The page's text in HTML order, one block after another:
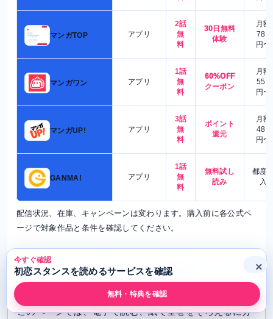
マンガTOP アプリ
2話
無
料
30日無料
体験
月額
780
円〜
マンガワン アプリ
1話
無
料
60%OFF
クーポン
月額
550
円〜
マンガUP! アプリ
3話
無
料
ポイント
還元
月額
480
円〜
GANMA! アプリ
1話
無
料
無料試し
読み
都度
入
配信状況、在庫、キャンペーンは変わります。購入前に各公式ペ
ージで対象作品と条件を確認してください。
初恋スタンスを読むならまず確認したいルー
ト
このページでは、電子で読む、紙で全巻をそろえるに分
今すぐ確認
初恋スタンスを読めるサービスを確認
無料・特典を確認
×